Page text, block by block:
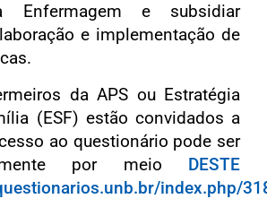
Enfermagem e subsidiar
e implementação de
da APS ou Estratégia
(ESF) estão convidados a
ao questionário pode ser
por meio DESTE
index.php/